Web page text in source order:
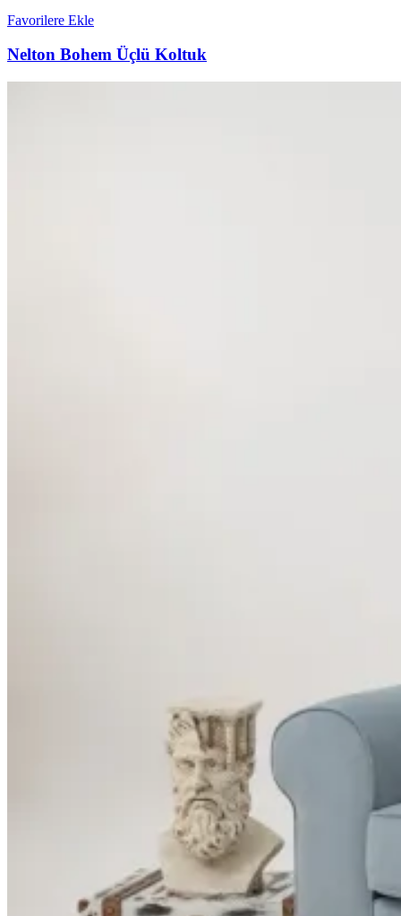
Favorilere Ekle
Nelton Bohem Üçlü Koltuk